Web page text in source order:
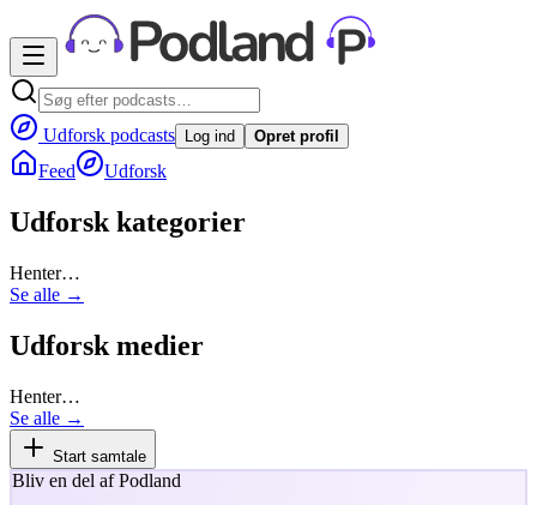
Udforsk podcasts Log ind Opret profil
Feed Udforsk
Udforsk kategorier
Henter…
Se alle →
Udforsk medier
Henter…
Se alle →
Start samtale
Bliv en del af Podland